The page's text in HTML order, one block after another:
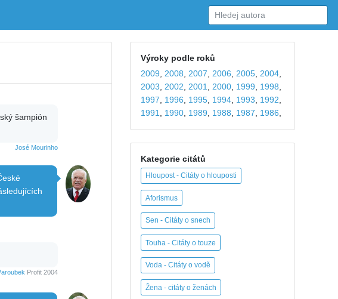
šampión
José Mourinho
Profit 2004
Výroky podle roků
2009
2008 2007 2006 2005 2004
2003
2002 2001 2000 1999 1998
1997
1996 1995 1994 1993 1992
1991
1990 1989 1988 1987 1986
Kategorie citátů
Hloupost - Citáty o hlouposti
Aforismus
Sen - Citáty o snech
Touha - Citáty o touze
Voda - Citáty o vodě
Žena - citáty o ženách